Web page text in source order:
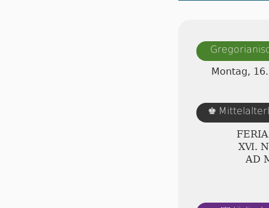
Montag,
♚
ⅩⅥ.
AD